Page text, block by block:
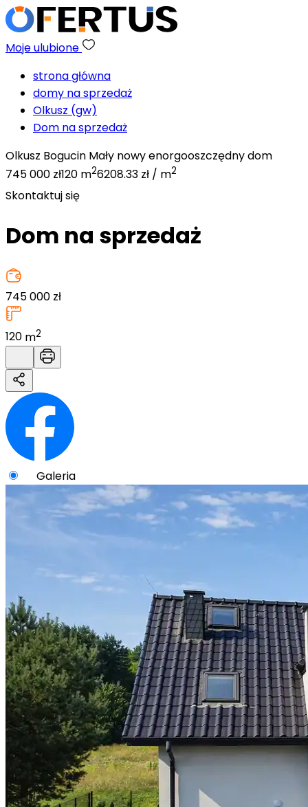
Moje ulubione
strona główna
domy na sprzedaż
Olkusz (gw)
Dom na sprzedaż
Olkusz Bogucin Mały nowy enorgooszczędny dom
745 000 zł120 m26208.33 zł / m2
Skontaktuj się
Dom na sprzedaż
745 000 zł
120 m2
Galeria